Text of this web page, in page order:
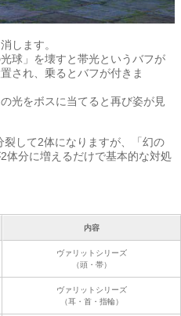
します。
球」を壊すと帯光というバフが
され、乗るとバフが付きま
光をボスに当てると再び姿が見
して2体になりますが、「幻の
体分に増えるだけで基本的な対処
内容
ヴァリットシリーズ
（頭・帯）
ヴァリットシリーズ
（耳・首・指輪）